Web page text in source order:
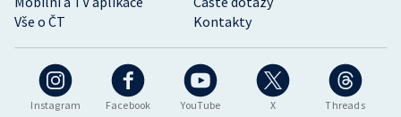
Instagram Facebook YouTube X Threads
Vše o ČT
Kontakty